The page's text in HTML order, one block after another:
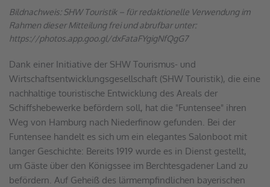
Bildnachweis: SHW Touristik – für redaktionelle Verwendung im
Rahmen dieser Mitteilung frei und abrufbar unter:
https://photos.app.goo.gl/dxFataFYgigNfQgG7
Dank einer Initiative der SHW Tourismus- und
Wirtschaftsentwicklungsgesellschaft (SHW Touristik), die eine
nachhaltige touristische Entwicklung des Areals der
Schiffshebewerke befördern soll, hat die "Funtensee" ihren
Weg von Hamburg nach Niederfinow gefunden. Bei der
Funtensee handelt es sich um ein elegantes Salonboot mit
langer Geschichte: Bereits 1919 wurde es in Dienst gestellt,
um Gäste über den Königssee im Berchtesgadener Land zu
befördern. Auf Geheiß des lärmempfindlichen bayerischen